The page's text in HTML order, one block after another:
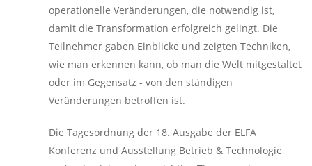
operationelle Veränderungen, die notwendig ist,
damit die Transformation erfolgreich gelingt. Die
Teilnehmer gaben Einblicke und zeigten Techniken,
wie man erkennen kann, ob man die Welt mitgestaltet
oder im Gegensatz - von den ständigen
Veränderungen betroffen ist.
Die Tagesordnung der 18. Ausgabe der ELFA
Konferenz und Ausstellung Betrieb & Technologie